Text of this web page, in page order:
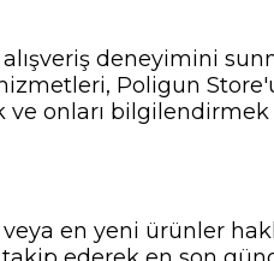
deneyimini
Poligun
ve onları
en yeni ürünler